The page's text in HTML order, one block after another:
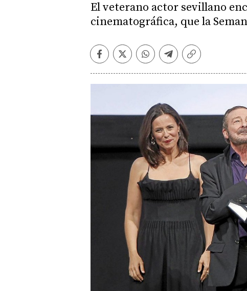
El veterano actor sevillano
cinematográfica, que la
Facebook
TwitterWhatsapp
Telegram
Copiar